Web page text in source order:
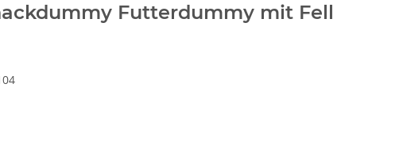
Futterdummy mit Fell